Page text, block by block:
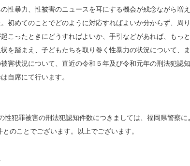
性暴力、性被害のニュースを耳にする機会が残念ながら増
初めてのことでどのように対応すればよいか分からず、
こったときにどうすればよいか、手引などがあれば、も
を踏まえ、子どもたちを取り巻く性暴力の状況について、
害状況について、直近の令和５年及び令和元年の刑法犯認
自席にて行います。
犯罪被害の刑法犯認知件数につきましては、福岡県警察
のことでございます。以上でございます。